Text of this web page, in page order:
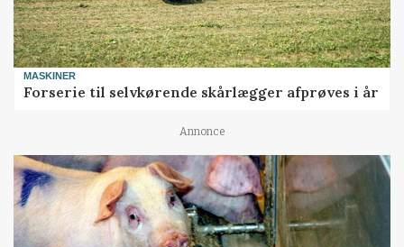
MASKINER
Forserie til selvkørende skårlægger afprøves i år
Annonce